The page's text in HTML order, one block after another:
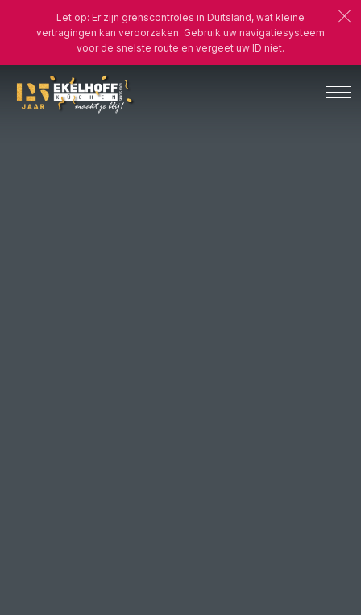
Let op: Er zijn grenscontroles in Duitsland, wat kleine
vertragingen kan veroorzaken. Gebruik uw navigatiesysteem
voor de snelste route en vergeet uw ID niet.